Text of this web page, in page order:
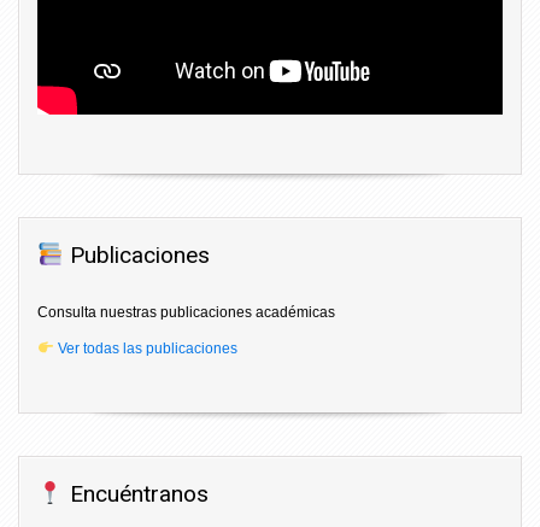
Publicaciones
Consulta nuestras publicaciones académicas
Ver todas las publicaciones
Encuéntranos